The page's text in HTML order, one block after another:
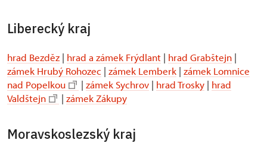
Liberecký kraj
hrad Bezděz | hrad a zámek Frýdlant | hrad Grabštejn |
zámek Hrubý Rohozec | zámek Lemberk | zámek Lomnice
nad Popelkou
| zámek Sychrov | hrad Trosky | hrad
Valdštejn
| zámek Zákupy
Moravskoslezský kraj